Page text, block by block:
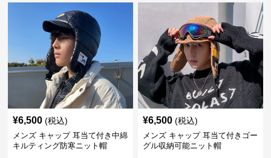
¥6,500 (税込)
メンズ キャップ 耳当て付き中綿
キルティング防寒ニット帽
¥6,500 (税込)
メンズ キャップ 耳当て付きゴー
グル収納可能ニット帽